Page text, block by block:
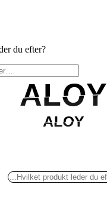
du efter?
ALOY
ALOY
ALOY
ALOY